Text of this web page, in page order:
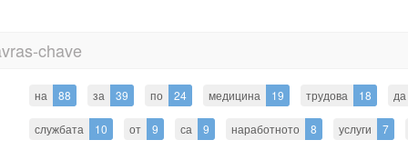
chave
на 88 за 39 по 24 медицина 19 трудова 18 да
службата 10 от 9 са 9 наработното 8 услуги 7